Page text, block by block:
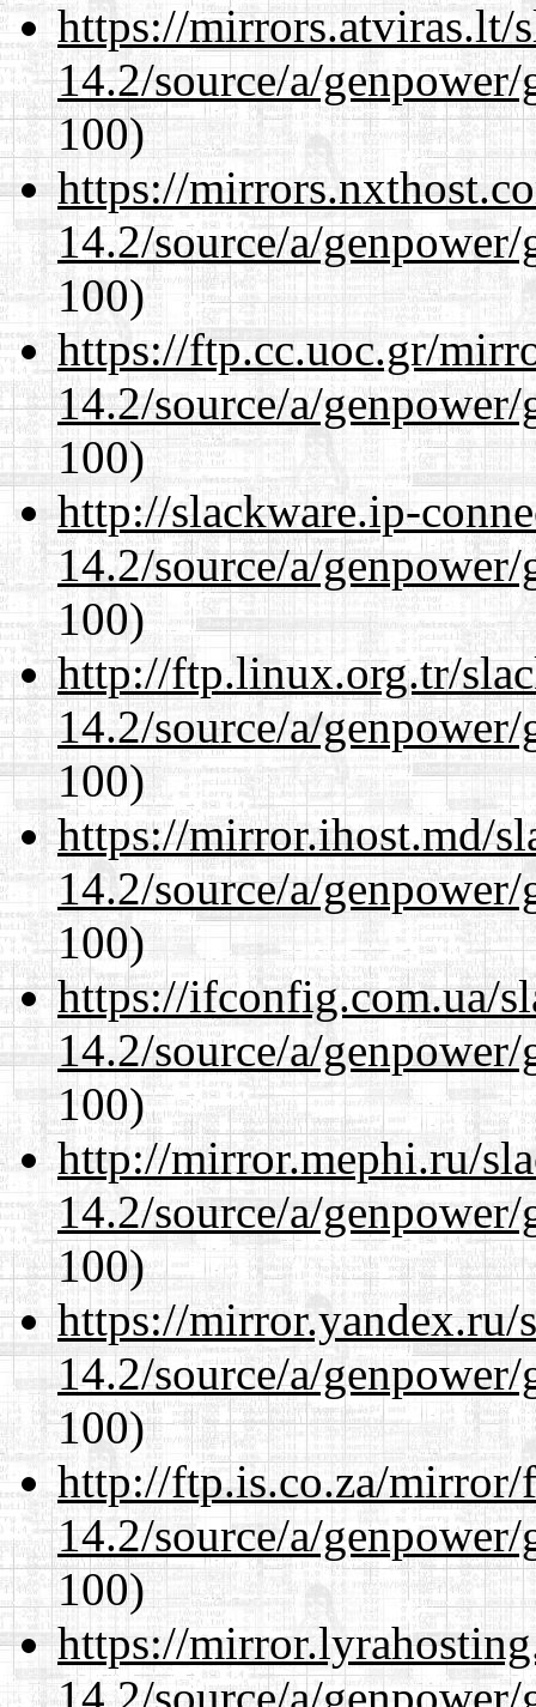
https://mirrors.atviras.lt/
14.2/source/a/
100)
https://
14.2/source/a/
100)
https://ftp.cc.uoc.gr/
14.2/source/a/
100)
http://slackware.ip-
14.2/source/a/
100)
http://ftp.linux.org.tr/
14.2/source/a/
100)
https://mirror.ihost.md/
14.2/source/a/
100)
https://ifconfig.com.ua/
14.2/source/a/
100)
http://mirror.mephi.ru/
14.2/source/a/
100)
https://mirror.yandex.ru/
14.2/source/a/
100)
http://ftp.is.co.za/mirror/
14.2/source/a/
100)
https://
14.2/source/a/